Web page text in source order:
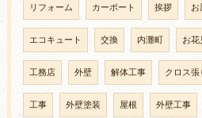
リフォーム カーポート 挨拶 お
エコキュート 交換 内灘町 お花
工務店 外壁 解体工事 クロス張
工事 外壁塗装 屋根 外壁工事